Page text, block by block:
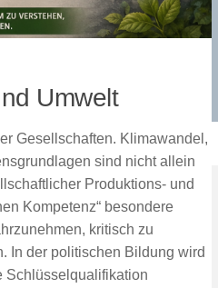
Umwelt
Gesellschaften. Klimawandel,
sind nicht allein
Produktions- und
Kompetenz“ besondere
kritisch zu
In der politischen Bildung wird
Schlüsselqualifikation